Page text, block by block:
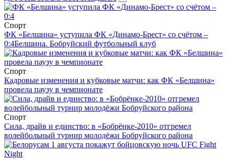
Спорт
ФК «Белшина» уступила ФК «Динамо-Брест» со счётом –
0:4Белшина. Бобруйский футбольный клуб
Спорт
Кадровые изменения и кубковые матчи: как ФК «Белшина»
провела паузу в чемпионате
Спорт
Сила, драйв и единство: в «Бобрёнке-2010» отгремел
волейбольный турнир молодёжи Бобруйского района